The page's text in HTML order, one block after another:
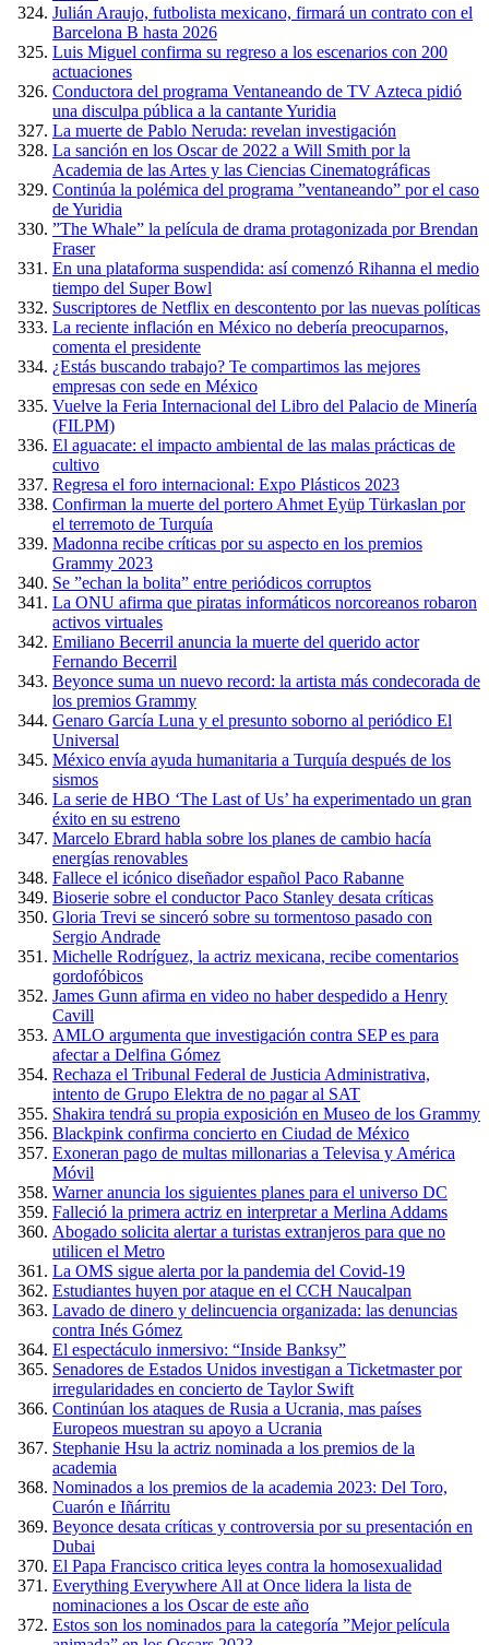
Julián Araujo, futbolista mexicano, firmará un contrato con el
Barcelona B hasta 2026
Luis Miguel confirma su regreso a los escenarios con 200
actuaciones
Conductora del programa Ventaneando de TV Azteca pidió
una disculpa pública a la cantante Yuridia
La muerte de Pablo Neruda: revelan investigación
La sanción en los Oscar de 2022 a Will Smith por la
Academia de las Artes y las Ciencias Cinematográficas
Continúa la polémica del programa ”ventaneando” por el caso
de Yuridia
”The Whale” la película de drama protagonizada por Brendan
Fraser
En una plataforma suspendida: así comenzó Rihanna el medio
tiempo del Super Bowl
Suscriptores de Netflix en descontento por las nuevas políticas
La reciente inflación en México no debería preocuparnos,
comenta el presidente
¿Estás buscando trabajo? Te compartimos las mejores
empresas con sede en México
Vuelve la Feria Internacional del Libro del Palacio de Minería
(FILPM)
El aguacate: el impacto ambiental de las malas prácticas de
cultivo
Regresa el foro internacional: Expo Plásticos 2023
Confirman la muerte del portero Ahmet Eyüp Türkaslan por
el terremoto de Turquía
Madonna recibe críticas por su aspecto en los premios
Grammy 2023
Se ”echan la bolita” entre periódicos corruptos
La ONU afirma que piratas informáticos norcoreanos robaron
activos virtuales
Emiliano Becerril anuncia la muerte del querido actor
Fernando Becerril
Beyonce suma un nuevo record: la artista más condecorada de
los premios Grammy
Genaro García Luna y el presunto soborno al periódico El
Universal
México envía ayuda humanitaria a Turquía después de los
sismos
La serie de HBO ‘The Last of Us’ ha experimentado un gran
éxito en su estreno
Marcelo Ebrard habla sobre los planes de cambio hacía
energías renovables
Fallece el icónico diseñador español Paco Rabanne
Bioserie sobre el conductor Paco Stanley desata críticas
Gloria Trevi se sinceró sobre su tormentoso pasado con
Sergio Andrade
Michelle Rodríguez, la actriz mexicana, recibe comentarios
gordofóbicos
James Gunn afirma en video no haber despedido a Henry
Cavill
AMLO argumenta que investigación contra SEP es para
afectar a Delfina Gómez
Rechaza el Tribunal Federal de Justicia Administrativa,
intento de Grupo Elektra de no pagar al SAT
Shakira tendrá su propia exposición en Museo de los Grammy
Blackpink confirma concierto en Ciudad de México
Exoneran pago de multas millonarias a Televisa y América
Móvil
Warner anuncia los siguientes planes para el universo DC
Falleció la primera actriz en interpretar a Merlina Addams
Abogado solicita alertar a turistas extranjeros para que no
utilicen el Metro
La OMS sigue alerta por la pandemia del Covid-19
Estudiantes huyen por ataque en el CCH Naucalpan
Lavado de dinero y delincuencia organizada: las denuncias
contra Inés Gómez
El espectáculo inmersivo: “Inside Banksy”
Senadores de Estados Unidos investigan a Ticketmaster por
irregularidades en concierto de Taylor Swift
Continúan los ataques de Rusia a Ucrania, mas países
Europeos muestran su apoyo a Ucrania
Stephanie Hsu la actriz nominada a los premios de la
academia
Nominados a los premios de la academia 2023: Del Toro,
Cuarón e Iñárritu
Beyonce desata críticas y controversia por su presentación en
Dubai
El Papa Francisco critica leyes contra la homosexualidad
Everything Everywhere All at Once lidera la lista de
nominaciones a los Oscar de este año
Estos son los nominados para la categoría ”Mejor película